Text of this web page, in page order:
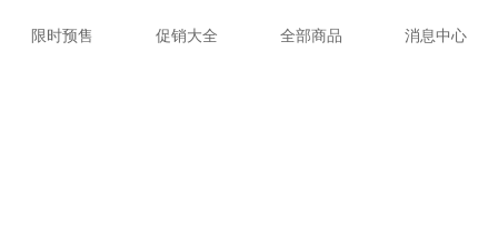
限时预售 促销大全 全部商品 消息中心